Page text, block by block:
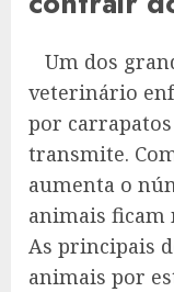
Um dos
veterinário
por carrapatos
transmite.
aumenta o
animais ficam
As principais
animais por